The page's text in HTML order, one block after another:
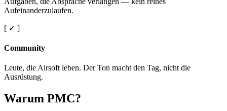
Aufeinanderzulaufen.
[ ✓ ]
Community
Leute, die Airsoft leben. Der Ton macht den Tag, nicht die
Ausrüstung.
Warum PMC?